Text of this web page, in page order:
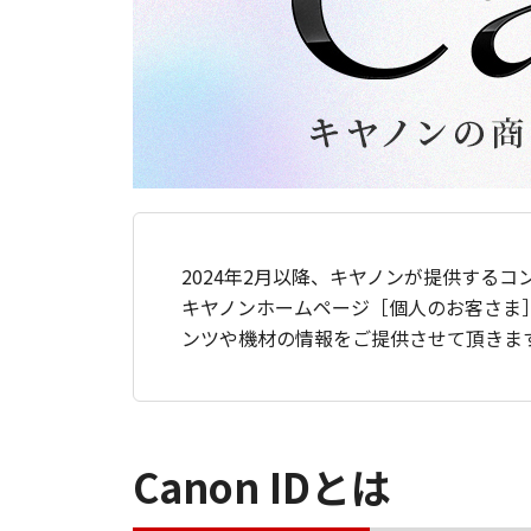
2024年2月以降、キヤノンが提供する
キヤノンホームページ［個人のお客さ
ンツや機材の情報をご提供させて頂きま
Canon IDとは